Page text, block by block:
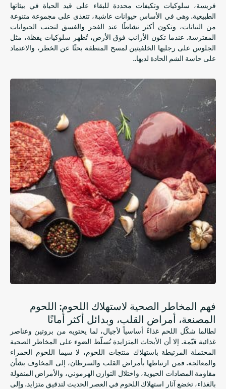
فريسة، سلوكيات وتكيفات محددة للبقاء على قيد الحياة في بيئاتها
الطبيعية. وهي في الأساس حيوانات عاشبة، تتغذى على مجموعة متنوعة
من النباتات، وتكون أكثر نشاطًا عند الفجر والغسق لتجنب الحيوانات
المفترسة. عندما تكون الأرانب فوق الأرض، تُظهر سلوكيات يقظة، مثل
الجلوس على رجليها الخلفيتين لمسح المنطقة بحثًا عن الخطر، والاعتماد
على حاسة الشم الحادة لديها..
فهم المخاطر الصحية لاستهلاك اللحوم: اللحوم
المصنعة، أمراض القلب، وبدائل أكثر أمانًا
لطالما شكّل اللحم غذاءً أساسياً لأجيال، لما يحتويه من بروتين وعناصر
غذائية قيّمة. إلا أن الأبحاث المتزايدة تُسلّط الضوء على المخاطر الصحية
المحتملة المرتبطة باستهلاك منتجات اللحوم، لا سيما اللحوم الحمراء
والمعالجة. فمن ارتباطها بأمراض القلب والسرطان، إلى المخاوف بشأن
مقاومة المضادات الحيوية، واختلال التوازن الهرموني، والأمراض المنقولة
بالغذاء، تخضع آثار استهلاك اللحوم في العصر الحديث لتدقيق متزايد. وإلى